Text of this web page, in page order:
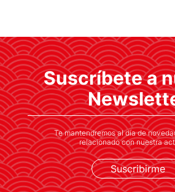
Suscríbete a
Te mantendremos al día de
relacionado con nuestra
Suscribirme